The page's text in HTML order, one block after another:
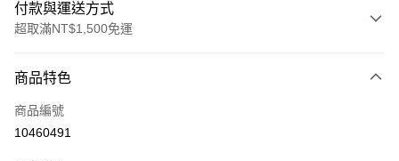
付款與運送方式
超取滿NT$1,500免運
信用卡一次付款
超商取貨付款
商品特色
商品編號
10460491